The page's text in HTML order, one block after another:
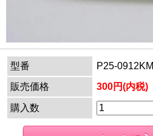
型番
P25-0912KM
販売価格
300円(内税)
購入数